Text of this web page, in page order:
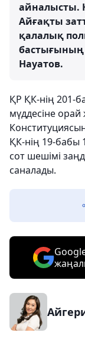
айналысты.
Айғақты
қалалық
бастығының
Науатов.
ҚР ҚК-нің 201-
мүддесіне орай
ҚК-нің 19-бабы
сот шешімі
саналады.